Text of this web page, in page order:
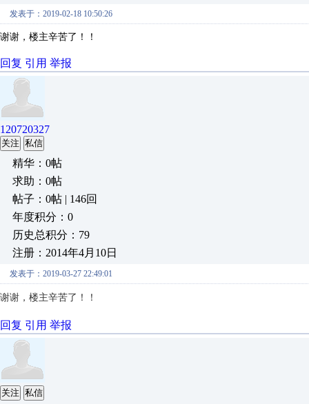
发表于：2019-02-18 10:50:26
谢谢，楼主辛苦了！！
回复 引用 举报
120720327
关注 私信
精华：0帖
求助：0帖
帖子：0帖 | 146回
年度积分：0
历史总积分：79
注册：2014年4月10日
发表于：2019-03-27 22:49:01
谢谢，楼主辛苦了！！
回复 引用 举报
关注 私信